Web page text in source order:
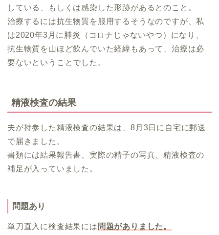
している、もしくは感染した形跡があるとのこと。
治療するには抗生物質を服用するそうなのですが、私
は2020年3月に肺炎（コロナじゃないやつ）になり、
抗生物質を山ほど飲んでいた経緯もあって、治療は必
要ないということでした。
精液検査の結果
夫が持参した精液検査の結果は、8月3日に自宅に郵送
で届きました。
書類には結果報告書、実際の精子の写真、精液検査の
補足が入っていました。
問題あり
単刀直入に検査結果には 問題がありました。